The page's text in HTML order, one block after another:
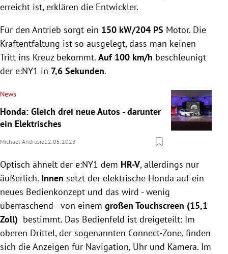
erreicht ist, erklären die Entwickler.
Für den Antrieb sorgt ein 150 kW/204 PS Motor. Die
Kraftentfaltung ist so ausgelegt, dass man keinen
Tritt ins Kreuz bekommt. Auf 100 km/h beschleunigt
der e:NY1 in 7,6 Sekunden.
News
Honda: Gleich drei neue Autos - darunter
ein Elektrisches
Michael Andrusio12.05.2023
Optisch ähnelt der e:NY1 dem HR-V, allerdings nur
äußerlich. Innen setzt der elektrische Honda auf ein
neues Bedienkonzept und das wird - wenig
überraschend - von einem großen Touchscreen (15,1
Zoll) bestimmt. Das Bedienfeld ist dreigeteilt: Im
oberen Drittel, der sogenannten Connect-Zone, finden
sich die Anzeigen für Navigation, Uhr und Kamera. Im